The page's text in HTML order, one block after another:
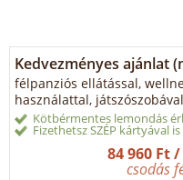
Kedvezményes ajánlat
félpanziós ellátással,
használattal, játszószobával
Kötbérmentes lemondás
Fizethetsz SZÉP kártyával is
84 960 Ft
csodás